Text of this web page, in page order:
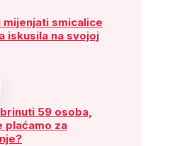
mijenjati smicalice
iskusila na svojoj
59 osoba,
plaćamo za